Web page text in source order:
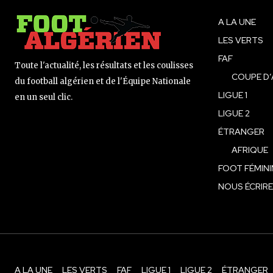
Toute l'actualité, les résultats et les coulisses
du football algérien et de l'Équipe Nationale
en un seul clic.
A LA UNE
LES VERTS
FAF
COUPE
LIGUE 1
LIGUE 2
ÉTRANGER
AFRIQUE
FOOT
NOUS ÉCRIRE
A LA UNE LES VERTS FAF LIGUE 1 LIGUE 2 ÉTRANGER